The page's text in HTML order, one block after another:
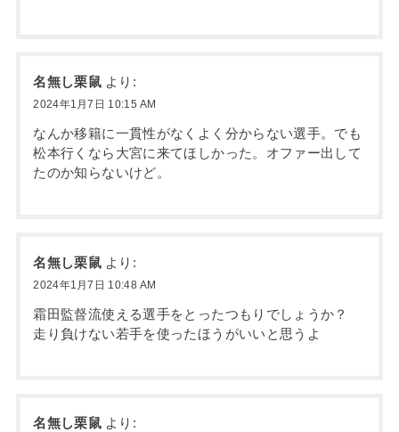
名無し栗鼠 より:
2024年1月7日 10:15 AM
なんか移籍に一貫性がなくよく分からない選手。でも
松本行くなら大宮に来てほしかった。オファー出して
たのか知らないけど。
名無し栗鼠 より:
2024年1月7日 10:48 AM
霜田監督流使える選手をとったつもりでしょうか？
走り負けない若手を使ったほうがいいと思うよ
名無し栗鼠 より: